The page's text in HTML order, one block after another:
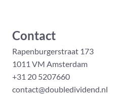
Contact
Rapenburgerstraat 173
1011 VM Amsterdam
+31 20 5207660
contact@doubledividend.nl